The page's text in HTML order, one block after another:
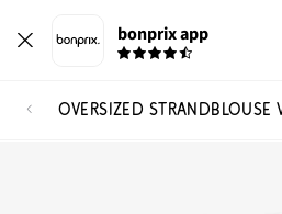
bonprix app